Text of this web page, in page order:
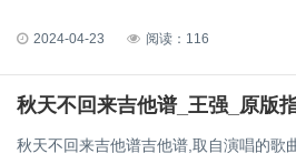
2024-04-23 阅读：116
秋天不回来吉他谱_王强_原版
秋天不回来吉他谱吉他谱,取自演唱的歌